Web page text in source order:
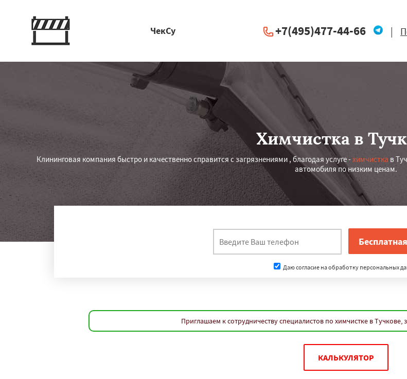
ЧекСу +7(495)477-44-66 |
Химчистка в
Клининговая компания быстро и качественно справится с загрязнениями , благодая услуге - химчистка в
автомобиля по низким ценам.
Даю согласие на обработку персональных
Приглашаем к сотрудничеству специалистов по химчистке в Тучкове,
КАЛЬКУЛЯТОР